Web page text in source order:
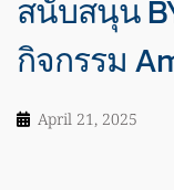
สนับสนุน
กิจกรรม
April 21, 2025